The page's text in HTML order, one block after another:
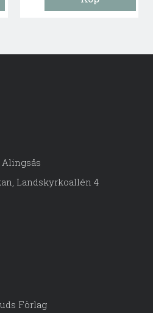
Alingsås
Landskyrkoallén 4
Förlag